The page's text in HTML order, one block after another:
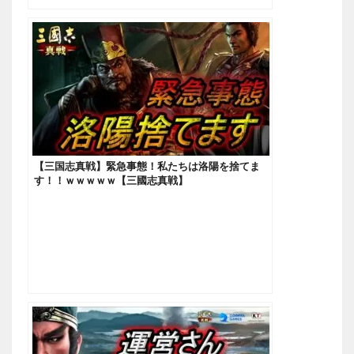
【三国志真戦】緊急事態！私たちは洛陽を捨てま
す！！ｗｗｗｗｗ【三國志真戦】